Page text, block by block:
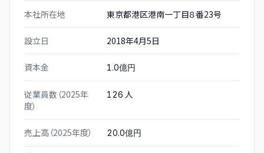
本社所在地 東京都港区港南一丁目８番23号
設立日 2018年4月5日
資本金 1.0億円
従業員数（2025年
度）
126 人
売上高（2025年度） 20.0億円